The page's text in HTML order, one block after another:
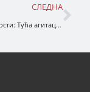
СЛЕДНА
Вечерње Новости: Тућа агитација није слобода